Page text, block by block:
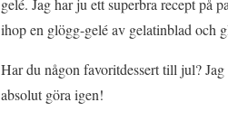
gelé. Jag har ju ett superbra recept på
ihop en glögg-gelé av gelatinblad och
Har du någon favoritdessert till jul?
absolut göra igen!